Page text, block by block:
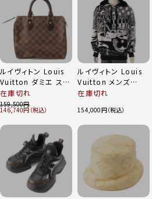
ルイヴィトン Louis
Vuitton ダミエ スピ
ーディ25 ハンドバッ
グ ボストンバッグ
N41365 ブラウン
在庫切れ
159,500
146,740
ルイヴィトン Louis
Vuitton メンズ
23SS パリコラージュ
HON82W ブラック
ホワイト L
在庫切れ
154,000